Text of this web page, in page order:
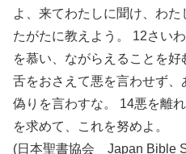
よ、来てわたしに聞け、わ
たがたに教えよう。 12さい
を慕い、ながらえることを
舌をおさえて悪を言わせず
偽りを言わすな。 14悪を離
を求めて、これを努めよ。
(日本聖書協会 Japan Bible